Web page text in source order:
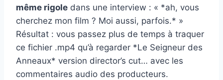
même rigole dans une interview : « *ah, vous
cherchez mon film ? Moi aussi, parfois.* »
Résultat : vous passez plus de temps à traquer
ce fichier .mp4 qu’à regarder *Le Seigneur des
Anneaux* version director’s cut… avec les
commentaires audio des producteurs.